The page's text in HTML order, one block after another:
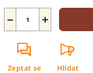
+
−
Zeptat se Hlídat